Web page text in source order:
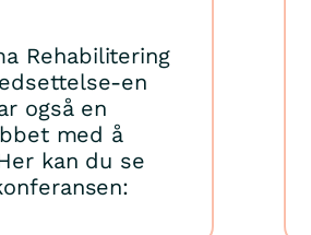
Rehabilitering
en
også en
med å
kan du se